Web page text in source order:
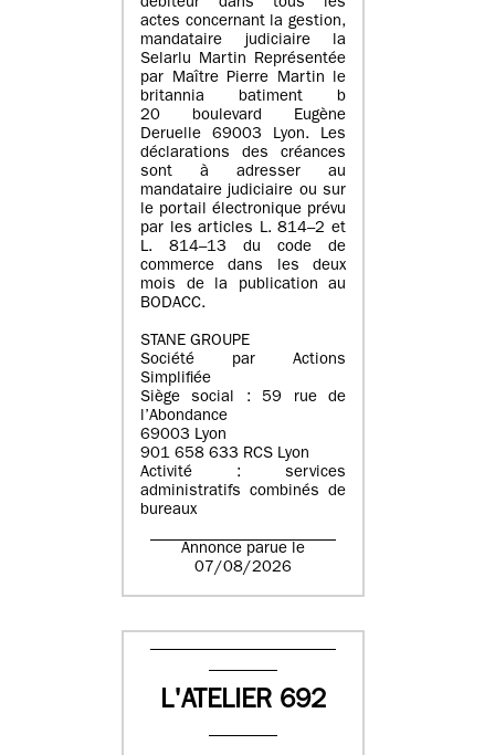
débiteur dans tous les
actes concernant la gestion,
mandataire judiciaire la
Selarlu Martin Représentée
par Maître Pierre Martin le
britannia batiment b
20 boulevard Eugène
Deruelle 69003 Lyon. Les
déclarations des créances
sont à adresser au
mandataire judiciaire ou sur
le portail électronique prévu
par les articles L. 814–2 et
L. 814–13 du code de
commerce dans les deux
mois de la publication au
BODACC.
STANE GROUPE
Société par Actions
Simplifiée
Siège social : 59 rue de
l’Abondance
69003 Lyon
901 658 633 RCS Lyon
Activité : services
administratifs combinés de
bureaux
Annonce parue le
07/08/2026
L'ATELIER 692